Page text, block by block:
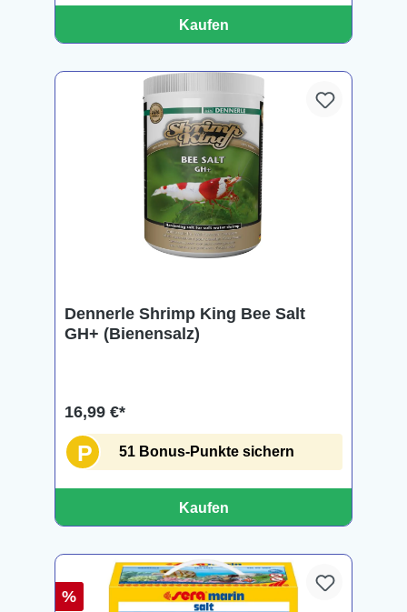
Kaufen
Dennerle Shrimp King Bee Salt
GH+ (Bienensalz)
16,99 €*
P 51 Bonus-Punkte sichern
Kaufen
%